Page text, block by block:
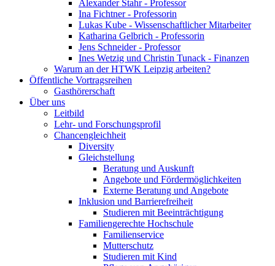
Alexander Stahr - Professor
Ina Fichtner - Professorin
Lukas Kube - Wissenschaftlicher Mitarbeiter
Katharina Gelbrich - Professorin
Jens Schneider - Professor
Ines Wetzig und Christin Tunack - Finanzen
Warum an der HTWK Leipzig arbeiten?
Öffentliche Vortragsreihen
Gasthörerschaft
Über uns
Leitbild
Lehr- und Forschungsprofil
Chancengleichheit
Diversity
Gleichstellung
Beratung und Auskunft
Angebote und Fördermöglichkeiten
Externe Beratung und Angebote
Inklusion und Barrierefreiheit
Studieren mit Beeinträchtigung
Familiengerechte Hochschule
Familienservice
Mutterschutz
Studieren mit Kind